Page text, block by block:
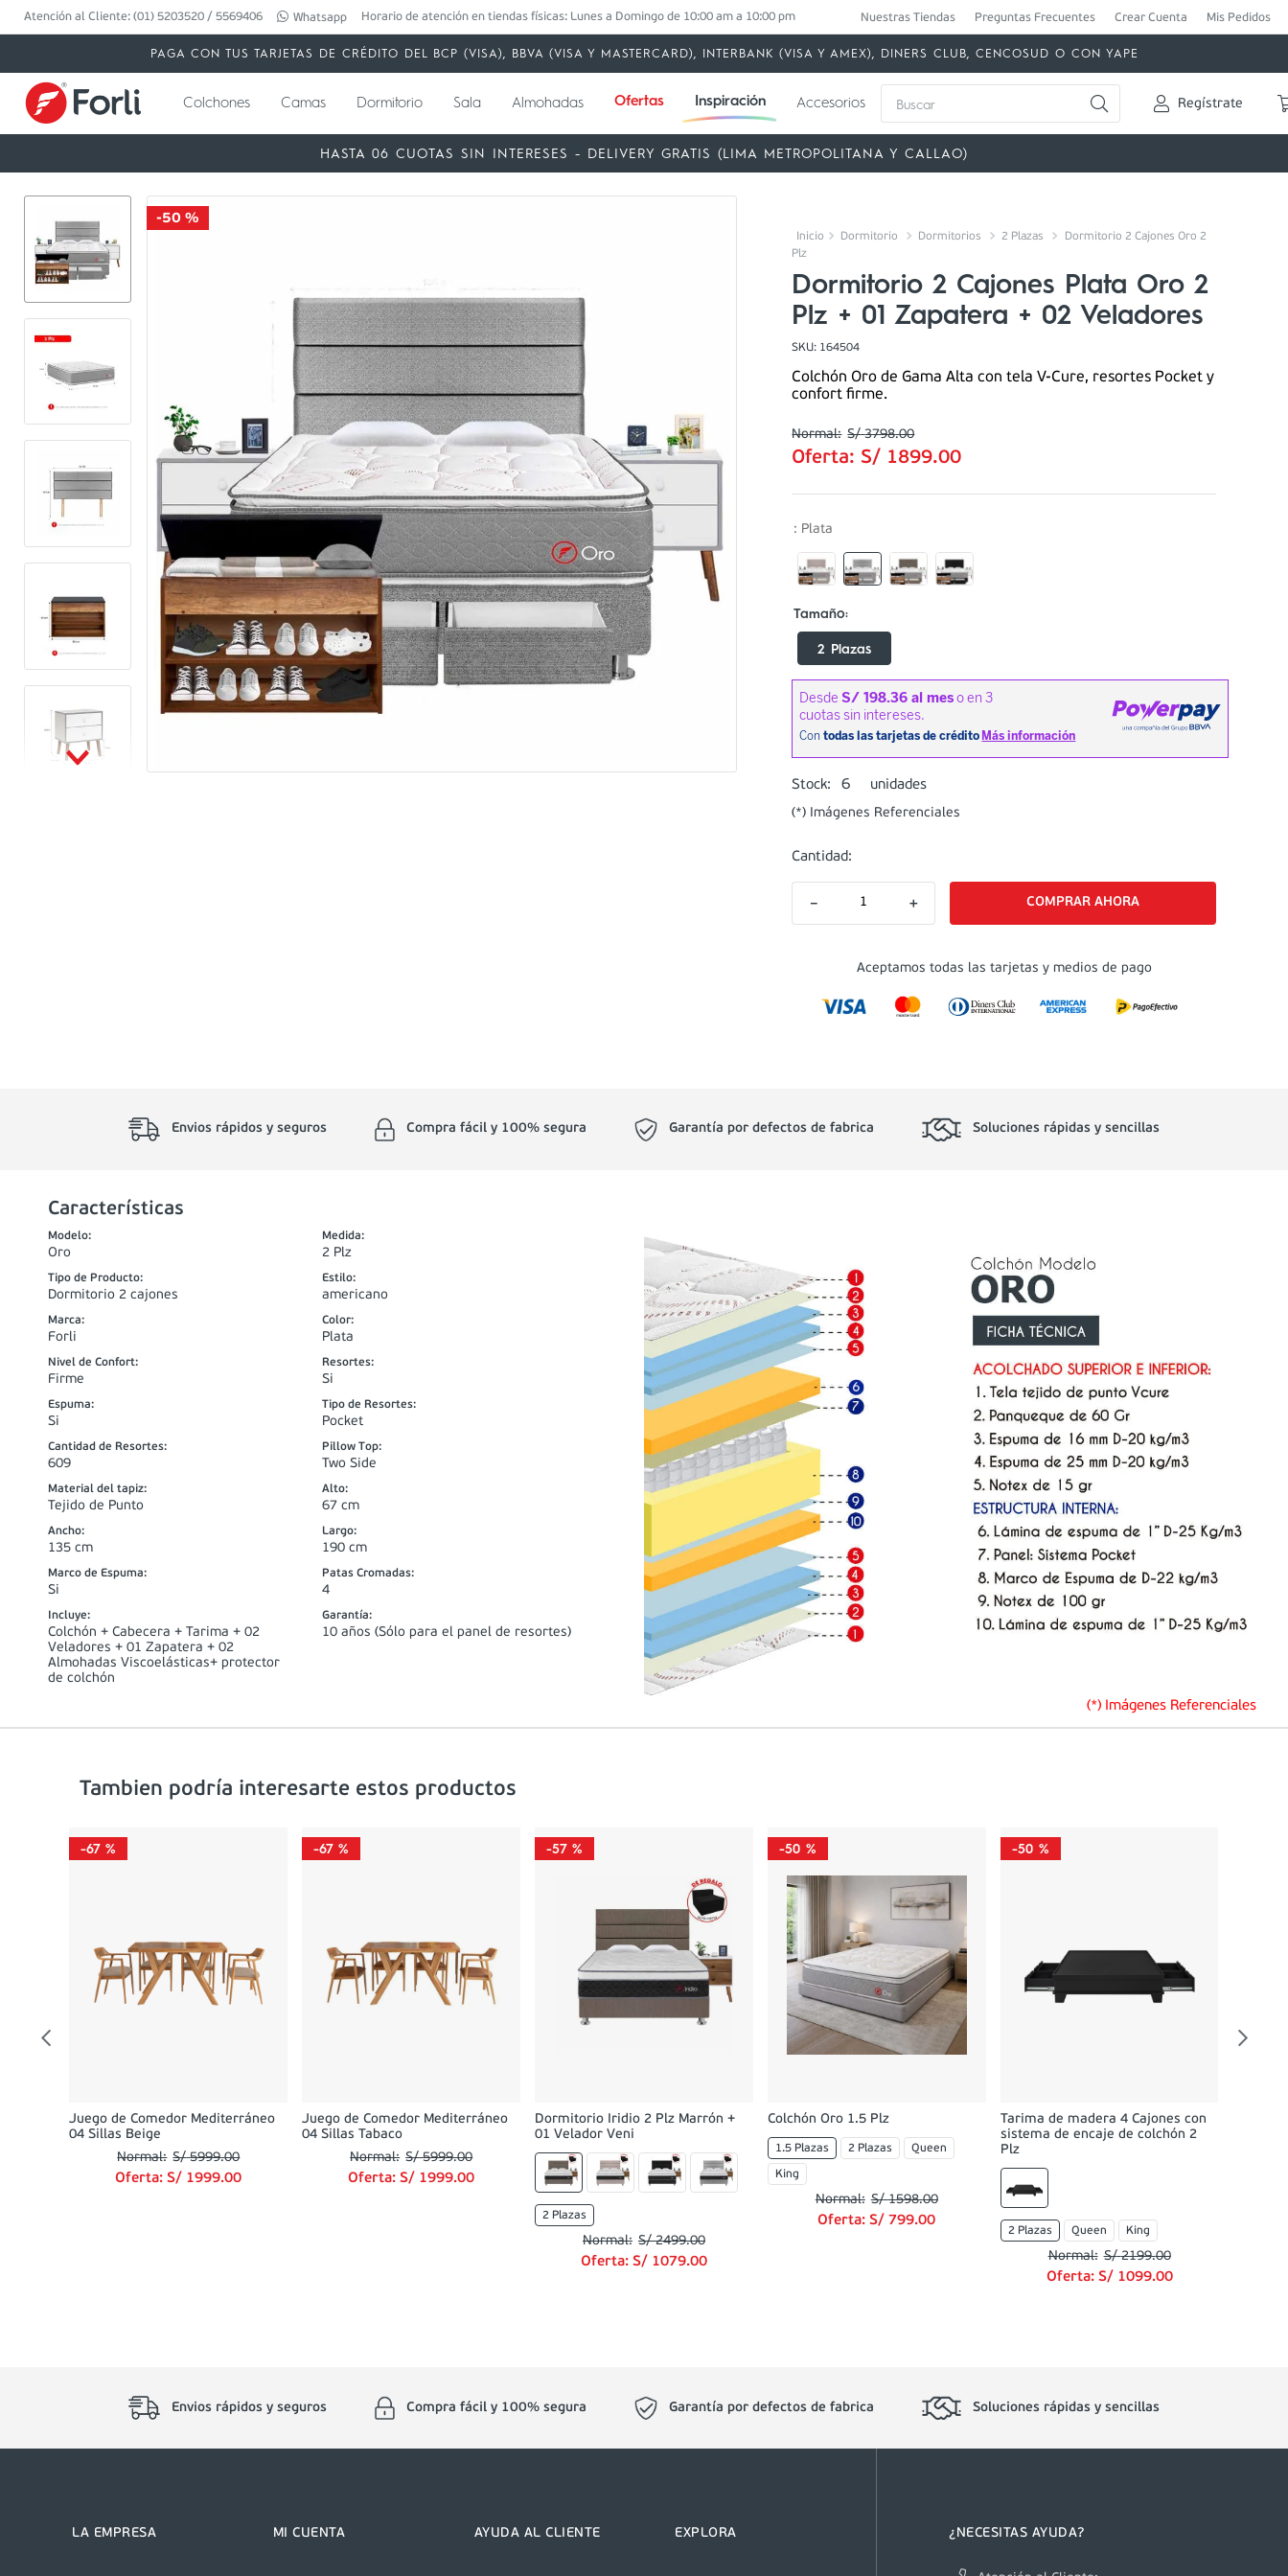
Atención al Cliente: (01) 5203520 / 5569406 Whatsapp Horario de atención en tiendas físicas: Lunes a Domingo de 10:00 am a 10:00 pm Nuestras Tiendas Preguntas Frecuentes Crear Cuenta Mis Pedidos
PAGA CON TUS TARJETAS DE CRÉDITO DEL BCP (VISA), BBVA (VISA Y MASTERCARD), INTERBANK (VISA Y AMEX), DINERS CLUB, CENCOSUD O CON YAPE
Colchones Camas Dormitorio Sala Almohadas Ofertas Inspiración Accesorios Regístrate
HASTA 06 CUOTAS SIN INTERESES - DELIVERY GRATIS (LIMA METROPOLITANA Y CALLAO)
-50 %
Dormitorio Dormitorios 2 Plazas
Dormitorio 2 Cajones Oro 2
Plz
Dormitorio 2 Cajones Plata Oro 2
Plz + 01 Zapatera + 02 Veladores
SKU: 164504
Colchón Oro de Gama Alta con tela V-Cure, resortes Pocket y
confort firme.
S/ 3798.00
Oferta:S/ 1899.00
: Plata
2 Plazas
Stock: 6
unidades
(*) Imágenes Referenciales
Cantidad:
＋
－
Aceptamos todas las tarjetas y medios de pago
Envios rápidos y seguros Compra fácil y 100% segura Garantía por defectos de fabrica Soluciones rápidas y sencillas
Características
Modelo:
Oro
Medida:
2 Plz
Tipo de Producto:
Dormitorio 2 cajones
Estilo:
americano
Marca:
Forli
Color:
Plata
Nivel de Confort:
Firme
Resortes:
Si
Espuma:
Si
Tipo de Resortes:
Pocket
Cantidad de Resortes:
609
Pillow Top:
Two Side
Material del tapiz:
Tejido de Punto
Alto:
67 cm
Ancho:
135 cm
Largo:
190 cm
Marco de Espuma:
Si
Patas Cromadas:
4
Incluye:
Colchón + Cabecera + Tarima + 02
Veladores + 01 Zapatera + 02
Almohadas Viscoelásticas+ protector
de colchón
Garantía:
10 años (Sólo para el panel de resortes)
(*) Imágenes Referenciales
Tambien podría interesarte estos productos
-67 %
Juego de Comedor Mediterráneo
04 Sillas Beige
S/ 5999.00
Oferta:S/ 1999.00
-67 %
Juego de Comedor Mediterráneo
04 Sillas Tabaco
S/ 5999.00
Oferta:S/ 1999.00
-57 %
Dormitorio Iridio 2 Plz Marrón +
01 Velador Veni
2 Plazas
S/ 2499.00
Oferta: S/ 1079.00
-50 %
Colchón Oro 1.5 Plz
1.5 Plazas 2 Plazas Queen
King
S/ 1598.00
Oferta:S/ 799.00
-50 %
Tarima de madera 4 Cajones con
sistema de encaje de colchón 2
Plz
2 Plazas Queen King
S/ 2199.00
Oferta: S/ 1099.00
Queen
Envios rápidos y seguros Compra fácil y 100% segura Garantía por defectos de fabrica Soluciones rápidas y sencillas
LA EMPRESA MI CUENTA AYUDA AL CLIENTE EXPLORA ¿NECESITAS AYUDA?